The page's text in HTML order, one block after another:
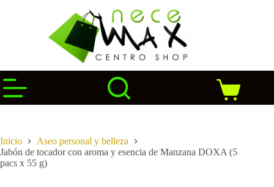
Carro
de
Inicio
Aseo personal y belleza
Jabón de tocador con aroma y esencia de Manzana DOXA (5
pacs x 55 g)